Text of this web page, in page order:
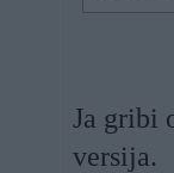
Ja gribi
versija.